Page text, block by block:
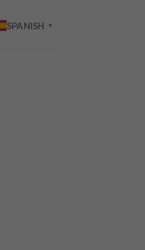
SPANISH ▼